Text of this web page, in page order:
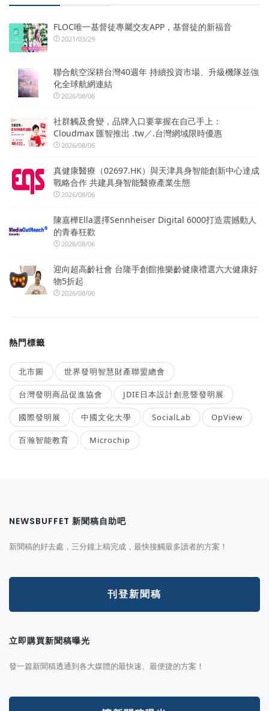
FLOC唯一基督徒專屬交友APP，基督徒的新福音
2021/03/29
聯合航空深耕台灣40週年 持續投資市場、升級機隊並強
化全球航網連結
2026/08/06
社群觸及會變，品牌入口要掌握在自己手上：
Cloudmax 匯智推出 .tw／.台灣網域限時優惠
2026/08/06
真健康醫療（02697.HK）與天津具身智能創新中心達成
戰略合作 共建具身智能醫療產業生態
2026/08/06
陳嘉樺Ella選擇Sennheiser Digital 6000打造震撼動人
的青春狂歡
2026/08/06
迎向超高齡社會 台隆手創館推樂齡健康禮選六大健康好
物5折起
2026/08/06
熱門標籤
北市圖 世界發明智慧財產聯盟總會
台灣發明商品促進協會 JDIE日本設計創意暨發明展
國際發明展 中國文化大學 SocialLab OpView
百瀚智能教育 Microchip
NEWSBUFFET 新聞稿自助吧
新聞稿的好去處，三分鐘上稿完成，最快接觸最多讀者的方案！
刊登新聞稿
立即購買新聞稿曝光
發一篇新聞稿透通到各大媒體的最快速、最便捷的方案！